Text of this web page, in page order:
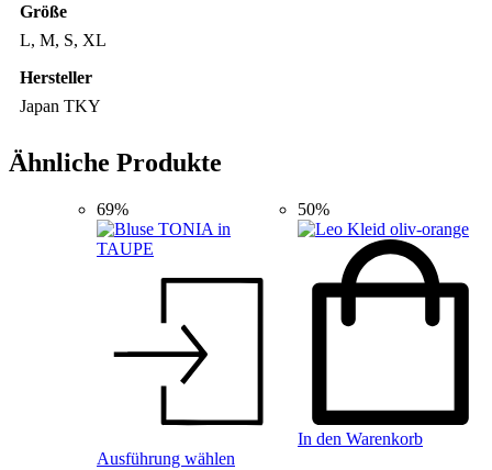
Größe
L, M, S, XL
Hersteller
Japan TKY
Ähnliche Produkte
69%
Ausführung wählen
50%
In den Warenkorb